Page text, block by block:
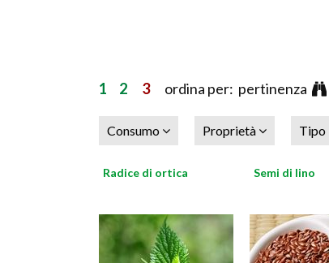
1 2 3ordina per: pertinenza
Consumo Proprietà Tipo
Radice di ortica Semi di lino